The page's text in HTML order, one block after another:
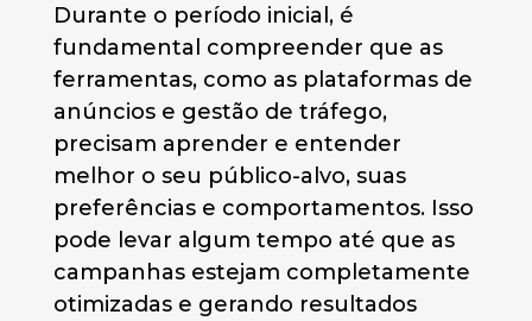
Durante o período inicial, é
fundamental compreender que as
ferramentas, como as plataformas de
anúncios e gestão de tráfego,
precisam aprender e entender
melhor o seu público-alvo, suas
preferências e comportamentos. Isso
pode levar algum tempo até que as
campanhas estejam completamente
otimizadas e gerando resultados